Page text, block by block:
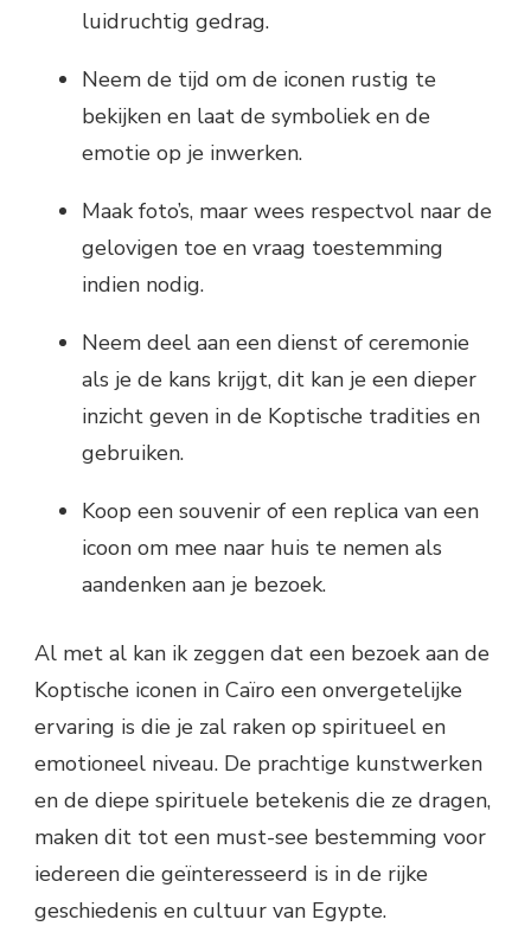
luidruchtig gedrag.
Neem de tijd om de iconen rustig te
bekijken en laat de symboliek en de
emotie op je inwerken.
Maak foto’s, maar wees respectvol naar de
gelovigen toe en vraag toestemming
indien nodig.
Neem deel aan een dienst of ceremonie
als je de kans krijgt, dit kan je een dieper
inzicht geven in de Koptische tradities en
gebruiken.
Koop een souvenir of een replica van een
icoon om mee naar huis te nemen als
aandenken aan je bezoek.
Al met al kan ik zeggen dat een bezoek aan de
Koptische iconen in Caïro een onvergetelijke
ervaring is die je zal raken op spiritueel en
emotioneel niveau. De prachtige kunstwerken
en de diepe spirituele betekenis die ze dragen,
maken dit tot een must-see bestemming voor
iedereen die geïnteresseerd is in de rijke
geschiedenis en cultuur van Egypte.